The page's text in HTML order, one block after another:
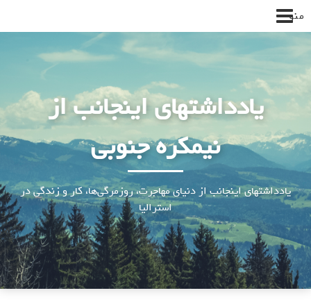
پرش
به
محتوا
منو
یادداشتهای اینجانب از
نیمکره جنوبی
یادداشتهای اینجانب از دنیای مهاجرت، روزمرگی‌ها، کار و زندگی در
استرالیا